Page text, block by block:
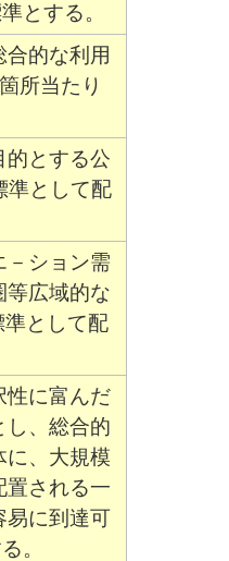
とする。
的な利用
所当たり
的とする公
準として配
－ション需
等広域的な
として配
性に富んだ
し、総合的
に、大規模
置される一
易に到達可
。